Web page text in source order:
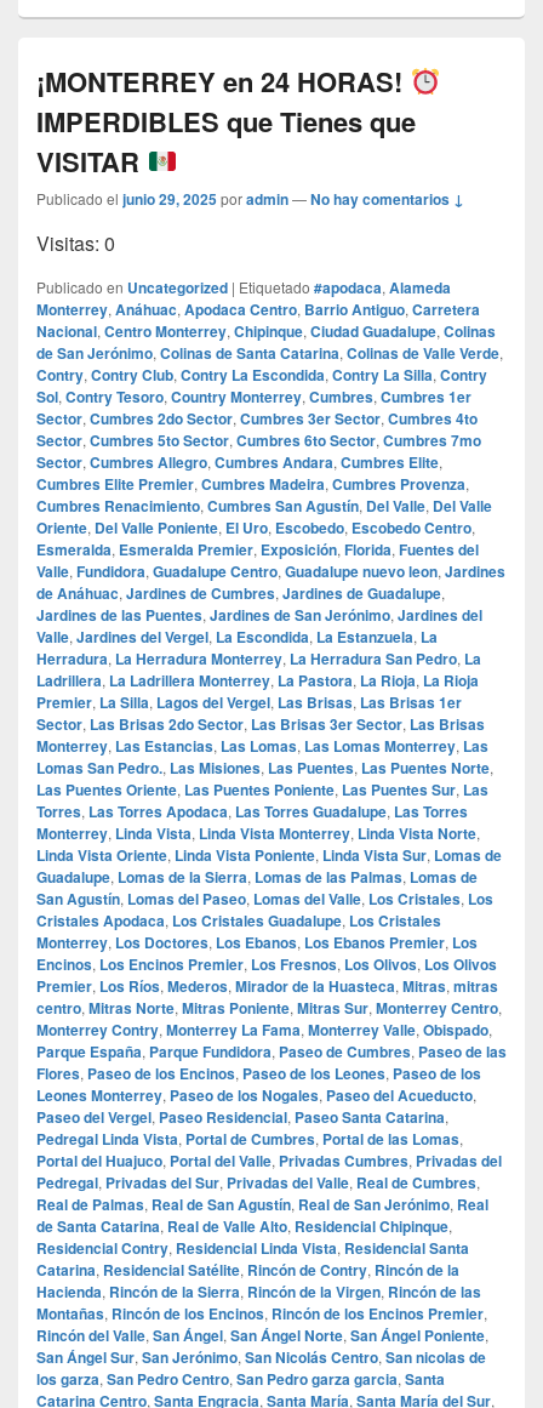
¡MONTERREY en 24 HORAS!
IMPERDIBLES que Tienes que
VISITAR
Publicado el junio 29, 2025poradmin—No hay comentarios ↓
Visitas: 0
Publicado en Uncategorized | Etiquetado #apodaca, Alameda
Monterrey, Anáhuac, Apodaca Centro, Barrio Antiguo, Carretera
Nacional, Centro Monterrey, Chipinque, Ciudad Guadalupe, Colinas
de San Jerónimo, Colinas de Santa Catarina, Colinas de Valle Verde,
Contry, Contry Club, Contry La Escondida, Contry La Silla, Contry
Sol, Contry Tesoro, Country Monterrey, Cumbres, Cumbres 1er
Sector, Cumbres 2do Sector, Cumbres 3er Sector, Cumbres 4to
Sector, Cumbres 5to Sector, Cumbres 6to Sector, Cumbres 7mo
Sector, Cumbres Allegro, Cumbres Andara, Cumbres Elite,
Cumbres Elite Premier, Cumbres Madeira, Cumbres Provenza,
Cumbres Renacimiento, Cumbres San Agustín, Del Valle, Del Valle
Oriente, Del Valle Poniente, El Uro, Escobedo, Escobedo Centro,
Esmeralda, Esmeralda Premier, Exposición, Florida, Fuentes del
Valle, Fundidora, Guadalupe Centro, Guadalupe nuevo leon, Jardines
de Anáhuac, Jardines de Cumbres, Jardines de Guadalupe,
Jardines de las Puentes, Jardines de San Jerónimo, Jardines del
Valle, Jardines del Vergel, La Escondida, La Estanzuela, La
Herradura, La Herradura Monterrey, La Herradura San Pedro, La
Ladrillera, La Ladrillera Monterrey, La Pastora, La Rioja, La Rioja
Premier, La Silla, Lagos del Vergel, Las Brisas, Las Brisas 1er
Sector, Las Brisas 2do Sector, Las Brisas 3er Sector, Las Brisas
Monterrey, Las Estancias, Las Lomas, Las Lomas Monterrey, Las
Lomas San Pedro., Las Misiones, Las Puentes, Las Puentes Norte,
Las Puentes Oriente, Las Puentes Poniente, Las Puentes Sur, Las
Torres, Las Torres Apodaca, Las Torres Guadalupe, Las Torres
Monterrey, Linda Vista, Linda Vista Monterrey, Linda Vista Norte,
Linda Vista Oriente, Linda Vista Poniente, Linda Vista Sur, Lomas de
Guadalupe, Lomas de la Sierra, Lomas de las Palmas, Lomas de
San Agustín, Lomas del Paseo, Lomas del Valle, Los Cristales, Los
Cristales Apodaca, Los Cristales Guadalupe, Los Cristales
Monterrey, Los Doctores, Los Ebanos, Los Ebanos Premier, Los
Encinos, Los Encinos Premier, Los Fresnos, Los Olivos, Los Olivos
Premier, Los Ríos, Mederos, Mirador de la Huasteca, Mitras, mitras
centro, Mitras Norte, Mitras Poniente, Mitras Sur, Monterrey Centro,
Monterrey Contry, Monterrey La Fama, Monterrey Valle, Obispado,
Parque España, Parque Fundidora, Paseo de Cumbres, Paseo de las
Flores, Paseo de los Encinos, Paseo de los Leones, Paseo de los
Leones Monterrey, Paseo de los Nogales, Paseo del Acueducto,
Paseo del Vergel, Paseo Residencial, Paseo Santa Catarina,
Pedregal Linda Vista, Portal de Cumbres, Portal de las Lomas,
Portal del Huajuco, Portal del Valle, Privadas Cumbres, Privadas del
Pedregal, Privadas del Sur, Privadas del Valle, Real de Cumbres,
Real de Palmas, Real de San Agustín, Real de San Jerónimo, Real
de Santa Catarina, Real de Valle Alto, Residencial Chipinque,
Residencial Contry, Residencial Linda Vista, Residencial Santa
Catarina, Residencial Satélite, Rincón de Contry, Rincón de la
Hacienda, Rincón de la Sierra, Rincón de la Virgen, Rincón de las
Montañas, Rincón de los Encinos, Rincón de los Encinos Premier,
Rincón del Valle, San Ángel, San Ángel Norte, San Ángel Poniente,
San Ángel Sur, San Jerónimo, San Nicolás Centro, San nicolas de
los garza, San Pedro Centro, San Pedro garza garcia, Santa
Catarina Centro, Santa Engracia, Santa María, Santa María del Sur,